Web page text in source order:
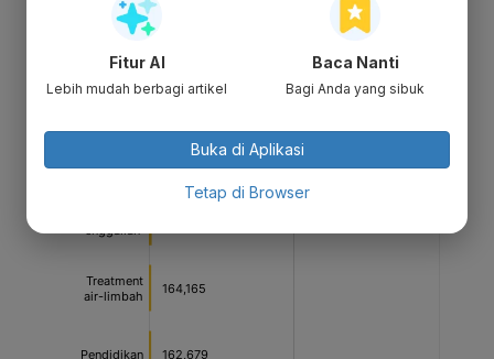
Fitur AI
Lebih mudah berbagi artikel
Baca Nanti
Bagi Anda yang sibuk
Buka di Aplikasi
Tetap di Browser